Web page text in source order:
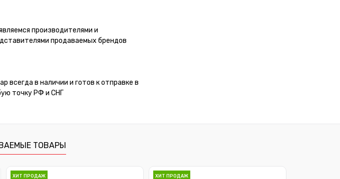
производителями и
продаваемых брендов
всегда в наличии и готов к отправке в
точку РФ и СНГ
ТОВАРЫ
ХИТ ПРОДАЖ ХИТ ПРОДАЖ